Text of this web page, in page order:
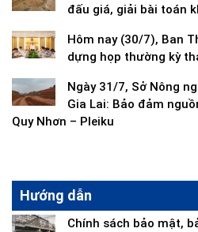
đấu giá, giải bài toán
Hôm nay (30/7), Ban
dựng họp thường kỳ
Ngày 31/7, Sở Nông
Gia Lai: Bảo đảm
Quy Nhơn – Pleiku
Hướng dẫn
Chính sách bảo mật,